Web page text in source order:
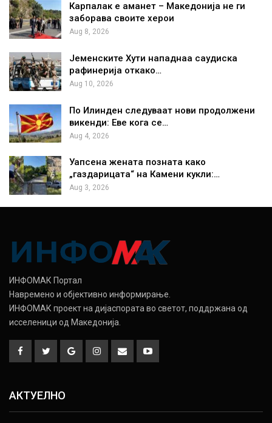
Карпалак е аманет – Македонија не ги
заборава своите херои
Aug 8, 2026
Јеменските Хути нападнаа саудиска
рафинерија откако…
Aug 10, 2026
По Илинден следуваат нови продолжени
викенди: Еве кога се…
Aug 4, 2026
Уапсена жената позната како
„газдарицата“ на Камени кукли:…
Aug 3, 2026
ИНФОМАК Портал
Навремено и објективно информирање.
ИНФОМАК проект на дијаспората во светот, поддржана од
исселеници од Македонија.
АКТУЕЛНО